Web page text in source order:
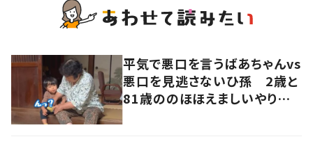
平気で悪口を言うばあちゃんvs
悪口を見逃さないひ孫 2歳と
81歳ののほほえましいやり取り